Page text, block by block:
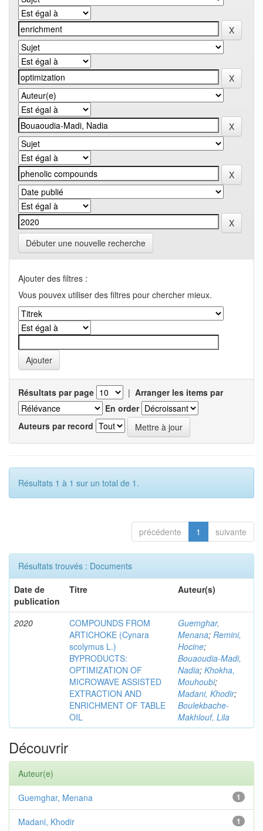
Débuter une nouvelle recherche
Ajouter des filtres :
Vous pouvex utiliser des filtres pour chercher mieux.
Résultats par page | Arranger les items par
En order
Auteurs par record
Résultats 1 à 1 sur un total de 1.
précédente 1 suivante
Résultats trouvés : Documents
Date de
publication
Titre Auteur(s)
2020
COMPOUNDS FROM
ARTICHOKE (Cynara
scolymus L.)
BYPRODUCTS:
OPTIMIZATION OF
MICROWAVE ASSISTED
EXTRACTION AND
ENRICHMENT OF TABLE
OIL
Guemghar,
Menana; Remini,
Hocine;
Bouaoudia-Madi,
Nadia; Khokha,
Mouhoubi;
Madani, Khodir;
Boulekbache-
Makhlouf, Lila
Découvrir
Auteur(e)
1
Guemghar, Menana
1
Madani, Khodir